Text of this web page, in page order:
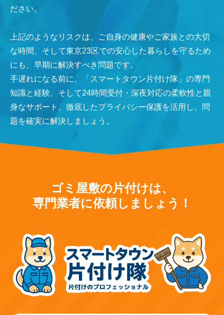
ださい。
上記のようなリスクは、ご自身の健康やご家族との大切
な時間、そして東京23区での安心した暮らしを守るため
にも、早期に解決すべき問題です。
手遅れになる前に、「スマートタウン片付け隊」の専門
知識と経験、そして24時間受付・深夜対応の柔軟性と親
身なサポート、徹底したプライバシー保護を活用し、問
題を確実に解決しましょう。
ゴミ屋敷の片付けは、
専門業者に依頼しましょう！